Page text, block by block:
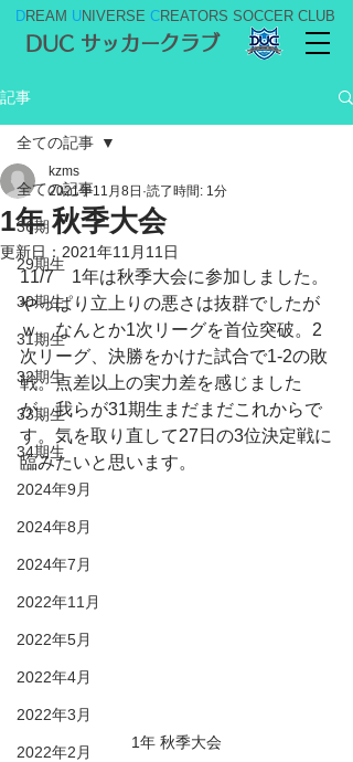
DREAM UNIVERSE CREATORS SOCCER CLUB
DUC サッカークラブ
記事
全ての記事
36期
29期生
30期生
31期生
32期生
33期生
34期生
2024年9月
2024年8月
2024年7月
2022年11月
2022年5月
2022年4月
2022年3月
2022年2月
全ての記事
1年 秋季大会
kzms
2021年11月8日 読了時間: 1分
更新日： 2021年11月11日
11/7　1年は秋季大会に参加しました。
やっぱり立上りの悪さは抜群でしたが
ｗ、なんとか1次リーグを首位突破。2
次リーグ、決勝をかけた試合で1-2の敗
戦。点差以上の実力差を感じました
が、我らが31期生まだまだこれからで
す。気を取り直して27日の3位決定戦に
臨みたいと思います。
1年 秋季大会